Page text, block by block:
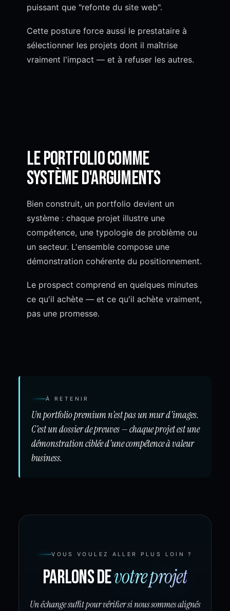
puissant que "refonte du site web".
Cette posture force aussi le prestataire à
sélectionner les projets dont il maîtrise
vraiment l'impact — et à refuser les autres.
Le portfolio comme
système d'arguments
Bien construit, un portfolio devient un
système : chaque projet illustre une
compétence, une typologie de problème ou
un secteur. L'ensemble compose une
démonstration cohérente du positionnement.
Le prospect comprend en quelques minutes
ce qu'il achète — et ce qu'il achète vraiment,
pas une promesse.
À RETENIR
Un portfolio premium n'est pas un mur d'images.
C'est un dossier de preuves — chaque projet est une
démonstration ciblée d'une compétence à valeur
business.
VOUS VOULEZ ALLER PLUS LOIN ?
Parlons devotre projet
Un échange suffit pour vérifier si nous sommes alignés